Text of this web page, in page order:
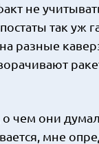
не
так
разные
чем они
мне